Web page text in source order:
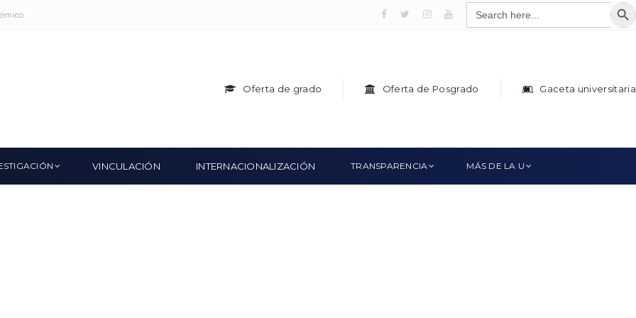
Instagram
Youtube
Search
for:
Oferta de grado Oferta de Posgrado Gaceta universitaria
VINCULACIÓN INTERNACIONALIZACIÓN TRANSPARENCIA MÁS DE LA U